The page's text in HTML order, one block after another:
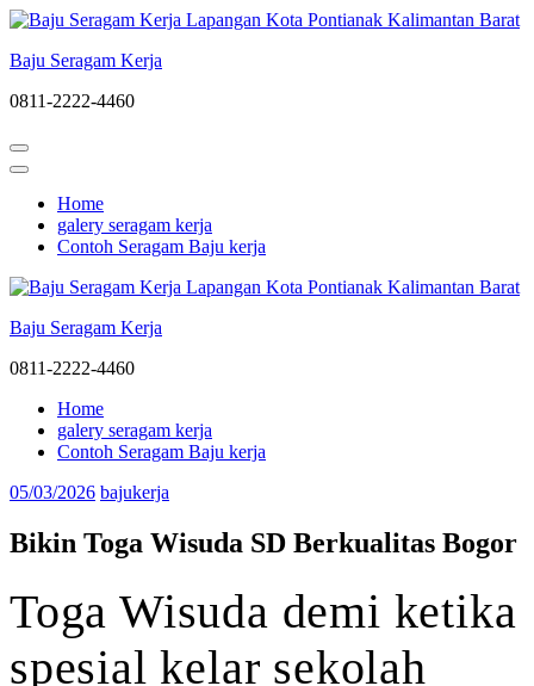
Lompat
konten
Enter)
Baju Seragam Kerja
0811-2222-4460
Home
galery seragam kerja
Contoh Seragam Baju kerja
Baju Seragam Kerja
0811-2222-4460
Home
galery seragam kerja
Contoh Seragam Baju kerja
05/03/2026 bajukerja
Bikin Toga Wisuda SD Berkualitas Bogor
Toga Wisuda demi ketika
spesialkelar sekolah